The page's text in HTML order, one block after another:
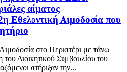
αίματος
Εθελοντική Αιμοδοσία που
στο Περιστέρι με πάνω
Διοικητικού Συμβουλίου του
στήριξαν την...